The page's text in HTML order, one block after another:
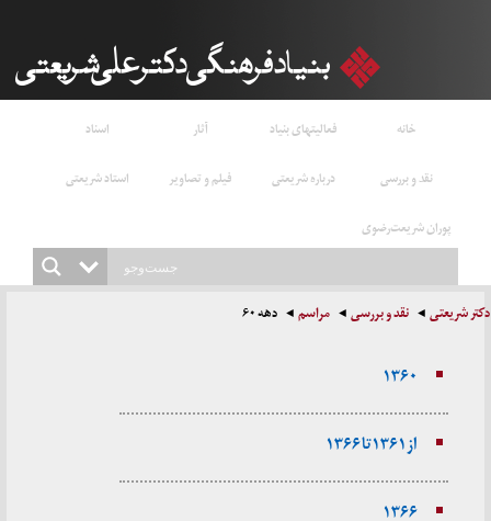
خانه فعالیتهای بنیاد آثار
اسناد
نقد و بررسی
درباره شریعتی فیلم و تصاویر
استاد شریعتی
پوران شریعت‌رضوی
دکتر شریعتی نقد و بررسی مراسم دهه ۶۰
۱۳۶۰
از ۱۳۶۱ تا ۱۳۶۶